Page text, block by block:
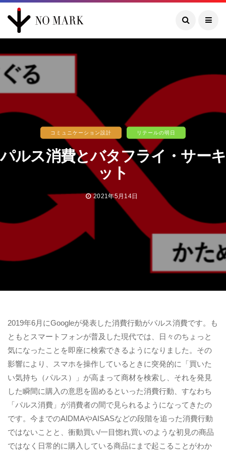
コミュニケーション設計 リテールの明日
パルス消費とバタフライ・サーキ
ット
2021年5月14日
2019年6月にGoogleが発表した消費行動がパルス消費です。も
ともとスマートフォンが普及した現代では、日々のちょっと
気になったことを即座に検索できるようになりました。その
影響により、スマホを操作しているときに突発的に「買いた
い気持ち（パルス）」が高まって商材を検索し、それを発見
した瞬間に購入の意思を固めるといった消費行動、すなわち
「パルス消費」が消費者の間で見られるようになってきたの
です。今までのAIDMAやAISASなどの段階を追った消費行動
ではないことと、衝動買い/一目惚れ買いのような初見の商品
ではなく日常的に購入している商品にまで起こることがわか